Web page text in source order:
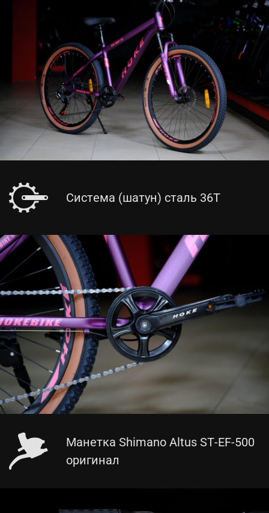
Система (шатун) сталь 36T
Манетка Shimano Altus ST-EF-500
оригинал